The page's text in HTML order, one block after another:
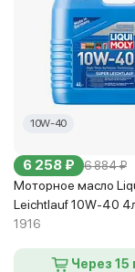
10W-40
6 258 ₽ 6 884 ₽
Моторное масло
Leichtlauf 10W-40
1916
Через 15